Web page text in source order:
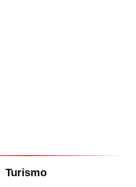
Turismo